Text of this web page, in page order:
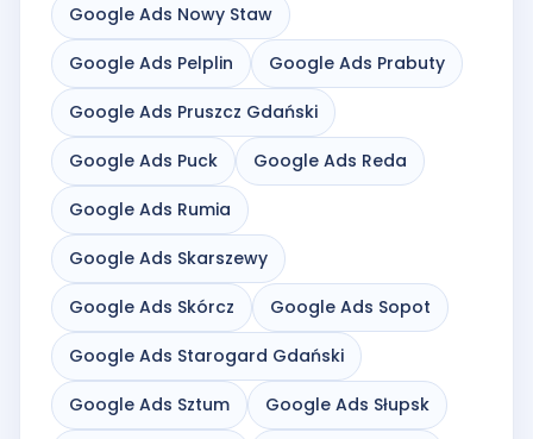
Google Ads Nowy Staw
Google Ads Pelplin Google Ads Prabuty
Google Ads Pruszcz Gdański
Google Ads Puck Google Ads Reda
Google Ads Rumia
Google Ads Skarszewy
Google Ads Skórcz Google Ads Sopot
Google Ads Starogard Gdański
Google Ads Sztum Google Ads Słupsk